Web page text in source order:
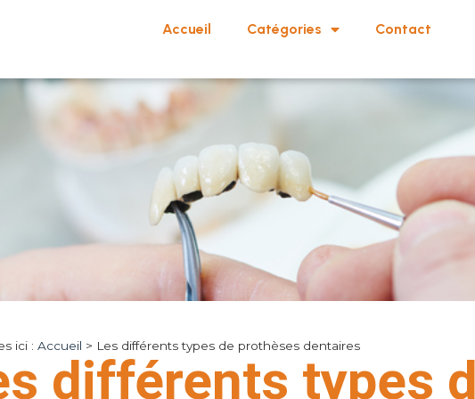
Accueil Catégories Contact
ici : Accueil > Les différents types de prothèses dentaires
différents types